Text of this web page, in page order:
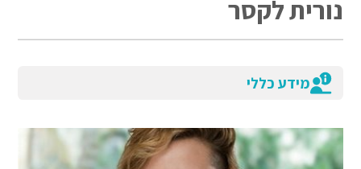
נורית לקסר
מידע כללי